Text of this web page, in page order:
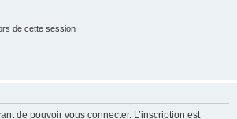
de cette session
de pouvoir vous connecter. L’inscription est